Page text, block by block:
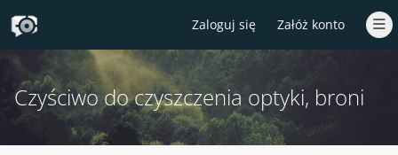
Zaloguj się Załóż konto
Czyściwo do czyszczenia optyki, broni